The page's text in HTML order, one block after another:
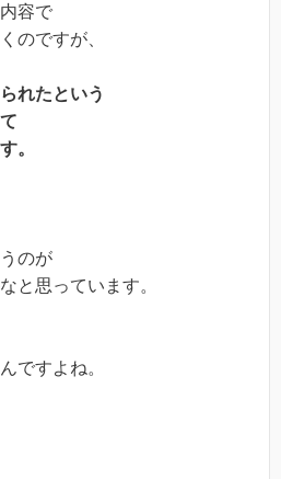
容で
のですが、
れたという
。
のが
と思っています。
ですよね。